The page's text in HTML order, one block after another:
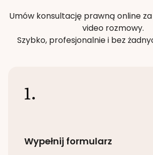
Umów konsultację prawną online
video rozmowy.
Szybko, profesjonalnie i bez
1.
Wypełnij formularz